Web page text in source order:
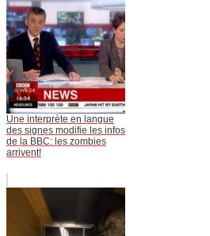
Une interprète en langue
des signes modifie les infos
de la BBC: les zombies
arrivent!